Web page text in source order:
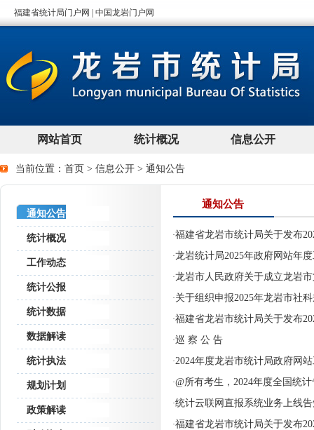
当前位置： 首页 > 信息公开 > 通知公告
通知公告
统计概况
工作动态
统计公报
统计数据
数据解读
统计执法
规划计划
政策解读
通知公告
·福建省龙岩市统计局关于发布
·龙岩统计局2025年政府网站年
·龙岩市人民政府关于成立龙岩
·关于组织申报2025年龙岩市社
·福建省龙岩市统计局关于发布
·巡 察 公 告
·2024年度龙岩市统计局政府网
·@所有考生，2024年度全国统
·统计云联网直报系统业务上线
·福建省龙岩市统计局关于发布